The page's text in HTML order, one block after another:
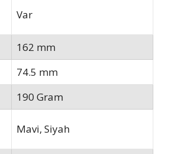
Var
162 mm
74.5 mm
190 Gram
Mavi, Siyah